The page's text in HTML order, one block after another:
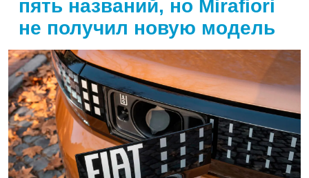
пять названий, но Mirafiori
не получил новую модель